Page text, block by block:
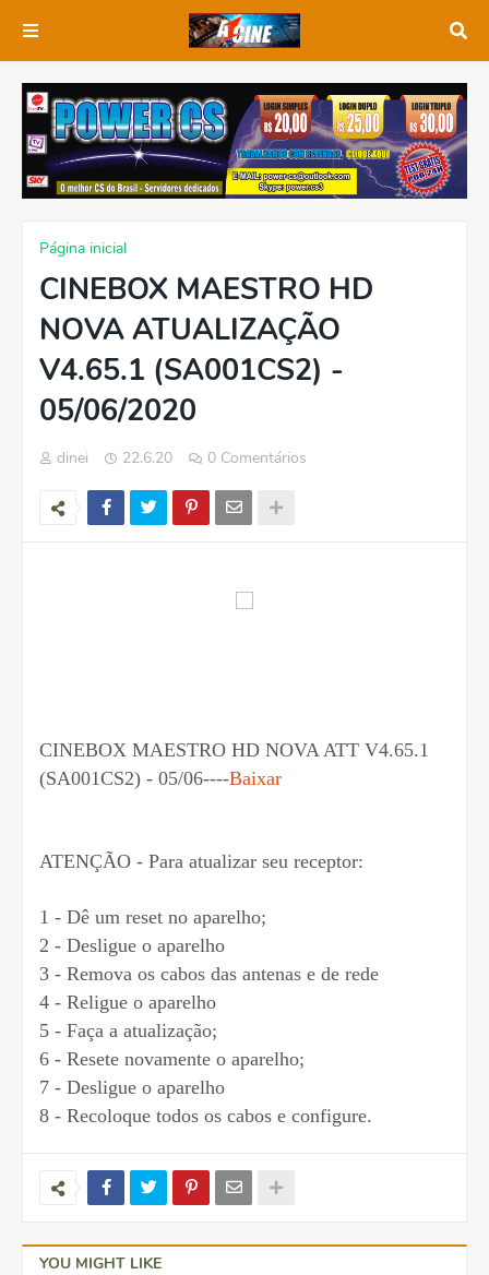
Página inicial
CINEBOX MAESTRO HD
NOVA ATUALIZAÇÃO
V4.65.1 (SA001CS2) -
05/06/2020
dinei 22.6.20 0 Comentários
CINEBOX MAESTRO HD NOVA ATT V4.65.1
(SA001CS2) - 05/06----Baixar
ATENÇÃO - Para atualizar seu receptor:
1 - Dê um reset no aparelho;
2 - Desligue o aparelho
3 - Remova os cabos das antenas e de rede
4 - Religue o aparelho
5 - Faça a atualização;
6 - Resete novamente o aparelho;
7 - Desligue o aparelho
8 - Recoloque todos os cabos e configure.
YOU MIGHT LIKE